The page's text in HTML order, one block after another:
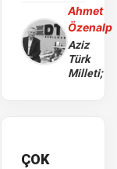
Ahmet
Özenalp
Aziz
Türk
Milleti;
ÇOK